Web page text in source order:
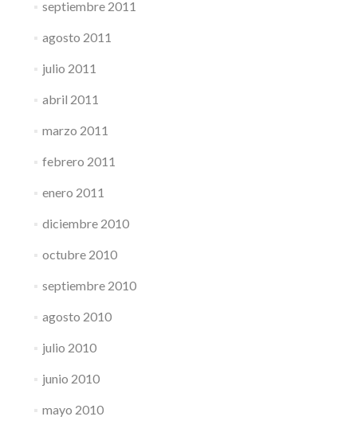
septiembre 2011
agosto 2011
julio 2011
abril 2011
marzo 2011
febrero 2011
enero 2011
diciembre 2010
octubre 2010
septiembre 2010
agosto 2010
julio 2010
junio 2010
mayo 2010